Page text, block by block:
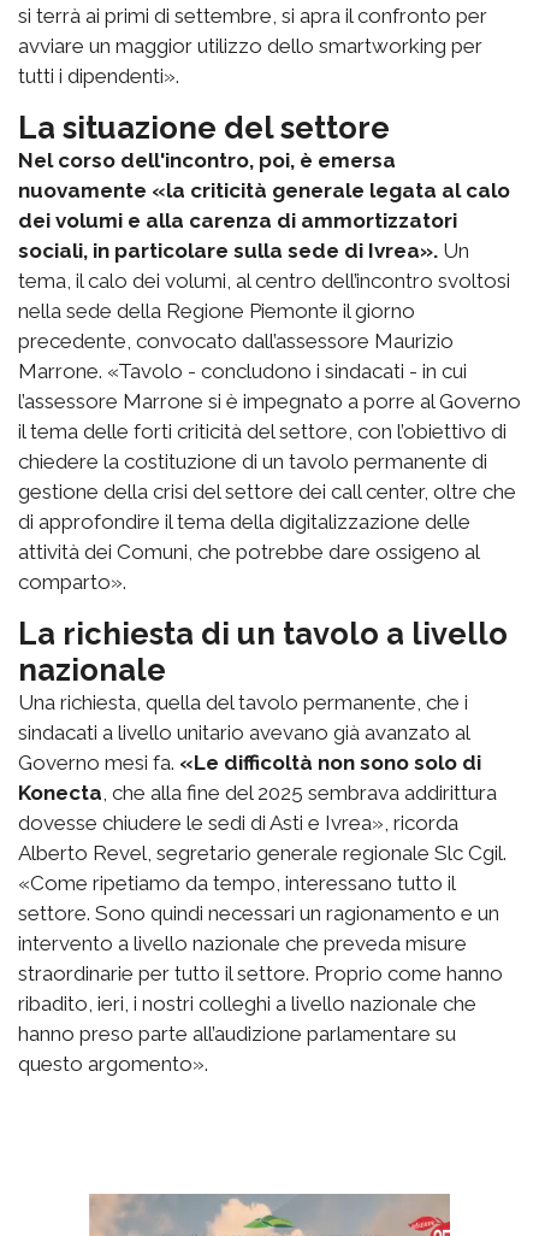
si terrà ai primi di settembre, si apra il confronto per
avviare un maggior utilizzo dello smartworking per
tutti i dipendenti».
La situazione del settore
Nel corso dell'incontro, poi, è emersa
nuovamente «la criticità generale legata al calo
dei volumi e alla carenza di ammortizzatori
sociali, in particolare sulla sede di Ivrea». Un
tema, il calo dei volumi, al centro dell’incontro svoltosi
nella sede della Regione Piemonte il giorno
precedente, convocato dall’assessore Maurizio
Marrone. «Tavolo - concludono i sindacati - in cui
l’assessore Marrone si è impegnato a porre al Governo
il tema delle forti criticità del settore, con l’obiettivo di
chiedere la costituzione di un tavolo permanente di
gestione della crisi del settore dei call center, oltre che
di approfondire il tema della digitalizzazione delle
attività dei Comuni, che potrebbe dare ossigeno al
comparto».
La richiesta di un tavolo a livello
nazionale
Una richiesta, quella del tavolo permanente, che i
sindacati a livello unitario avevano già avanzato al
Governo mesi fa. «Le difficoltà non sono solo di
Konecta, che alla fine del 2025 sembrava addirittura
dovesse chiudere le sedi di Asti e Ivrea», ricorda
Alberto Revel, segretario generale regionale Slc Cgil.
«Come ripetiamo da tempo, interessano tutto il
settore. Sono quindi necessari un ragionamento e un
intervento a livello nazionale che preveda misure
straordinarie per tutto il settore. Proprio come hanno
ribadito, ieri, i nostri colleghi a livello nazionale che
hanno preso parte all’audizione parlamentare su
questo argomento».